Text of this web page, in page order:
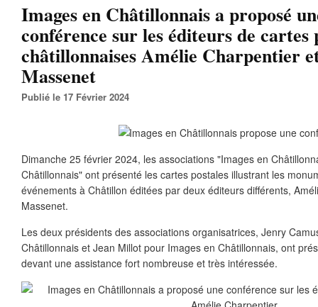
Images en Châtillonnais a proposé
conférence sur les éditeurs de cartes
châtillonnaises Amélie Charpentier
Massenet
Publié le 17 Février 2024
Dimanche 25 février 2024, les associations "Images en
Châtillonnais" ont présenté les cartes postales illustrant les
événements à Châtillon éditées par deux éditeurs différents,
Massenet.
Les deux présidents des associations organisatrices, Jenry
Châtillonnais et Jean Millot pour Images en Châtillonnais, ont
devant une assistance fort nombreuse et très intéressée.